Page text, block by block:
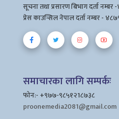
सूचना तथा प्रसारण बिभाग दर्ता
प्रेस काउन्सिल नेपाल दर्ता नम्बर -
समाचारका लागि सम्पर्कः
फोन:- +९७७-९८५१२1८७३८
proonemedia2081@gmail.com